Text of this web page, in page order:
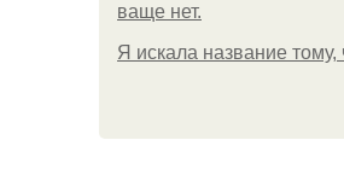
ваще нет.
Я искала название тому,